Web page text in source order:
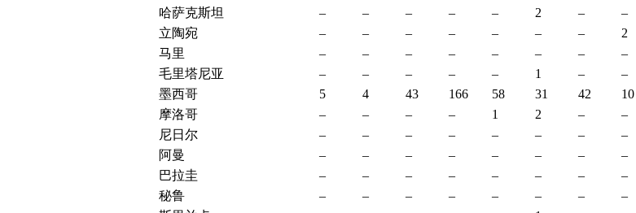
哈萨克斯坦
– – – – – 2 – –
立陶宛
– – – – – – – 2
马里
– – – – – – – –
毛里塔尼亚
– – – – – 1 – –
墨西哥
5 4 43 166 58 31 42 10
摩洛哥
– – – – 1 2 – –
尼日尔
– – – – – – – –
阿曼
– – – – – – – –
巴拉圭
– – – – – – – –
秘鲁
– – – – – – – –